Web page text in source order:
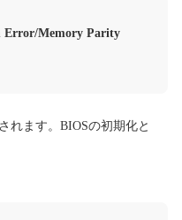
Error/Memory Parity
れます。BIOSの初期化と